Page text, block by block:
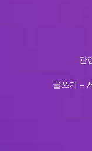
관
글쓰기 –